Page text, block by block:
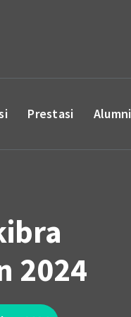
Prestasi Alumni
2024